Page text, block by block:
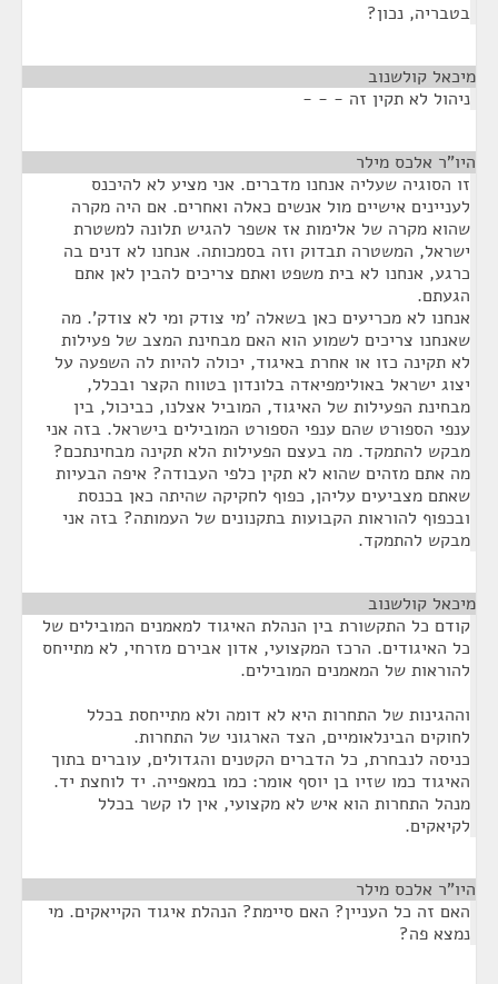
בטבריה, נכון?
מיכאל קולשנוב
ניהול לא תקין זה - - -
היו"ר אלכס מילר
זו הסוגיה שעליה אנחנו מדברים. אני מציע לא להיכנס
לעניינים אישיים מול אנשים כאלה ואחרים. אם היה מקרה
שהוא מקרה של אלימות אז אשפר להגיש תלונה למשטרת
ישראל, המשטרה תבדוק וזה בסמכותה. אנחנו לא דנים בה
כרגע, אנחנו לא בית משפט ואתם צריכים להבין לאן אתם
הגעתם.
אנחנו לא מכריעים כאן בשאלה 'מי צודק ומי לא צודק'. מה
שאנחנו צריכים לשמוע הוא האם מבחינת המצב של פעילות
לא תקינה כזו או אחרת באיגוד, יכולה להיות לה השפעה על
יצוג ישראל באולימפיאדה בלונדון בטווח הקצר ובכלל,
מבחינת הפעילות של האיגוד, המוביל אצלנו, כביכול, בין
ענפי הספורט שהם ענפי הספורט המובילים בישראל. בזה אני
מבקש להתמקד. מה בעצם הפעילות הלא תקינה מבחינתכם?
מה אתם מזהים שהוא לא תקין כלפי העבודה? איפה הבעיות
שאתם מצביעים עליהן, כפוף לחקיקה שהיתה כאן בכנסת
ובכפוף להוראות הקבועות בתקנונים של העמותה? בזה אני
מבקש להתמקד.
מיכאל קולשנוב
קודם כל התקשורת בין הנהלת האיגוד למאמנים המובילים של
כל האיגודים. הרכז המקצועי, אדון אבירם מזרחי, לא מתייחס
להוראות של המאמנים המובילים.
וההגינות של התחרות היא לא דומה ולא מתייחסת בכלל
לחוקים הבינלאומיים, הצד הארגוני של התחרות.
כניסה לנבחרת, כל הדברים הקטנים והגדולים, עוברים בתוך
האיגוד כמו שזיו בן יוסף אומר: כמו במאפייה. יד לוחצת יד.
מנהל התחרות הוא איש לא מקצועי, אין לו קשר בכלל
לקיאקים.
היו"ר אלכס מילר
האם זה כל העניין? האם סיימת? הנהלת איגוד הקייאקים. מי
נמצא פה?